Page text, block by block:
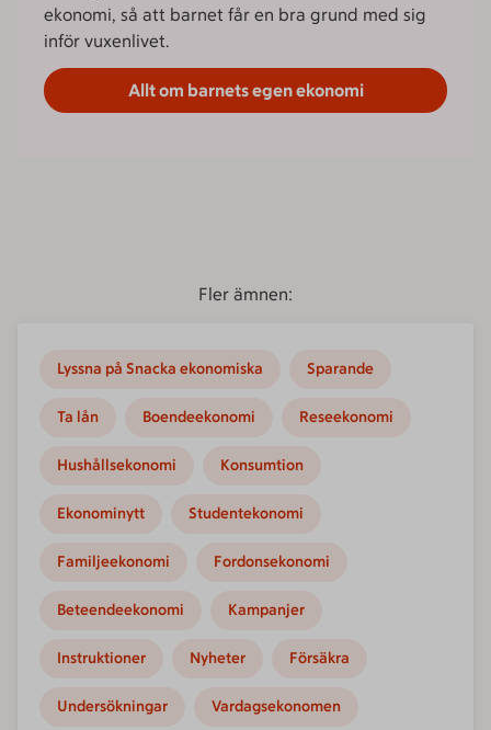
ekonomi, så att barnet får en bra grund med sig
inför vuxenlivet.
Allt om barnets egen ekonomi
Fler ämnen:
Lyssna på Snacka ekonomiska Sparande
Ta lån Boendeekonomi Reseekonomi
Hushållsekonomi Konsumtion
Ekonominytt Studentekonomi
Familjeekonomi Fordonsekonomi
Beteendeekonomi Kampanjer
Instruktioner Nyheter Försäkra
Undersökningar Vardagsekonomen